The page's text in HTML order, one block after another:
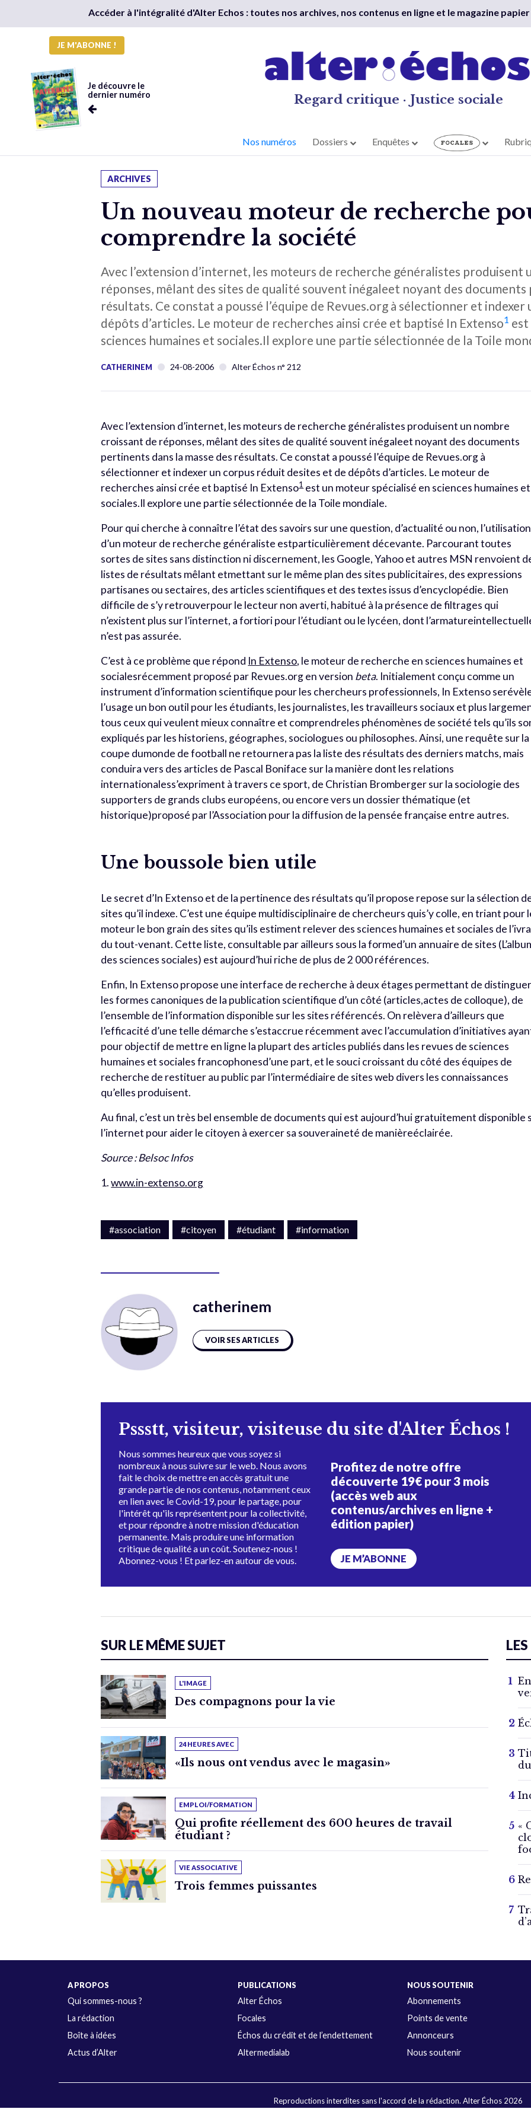
Accéder à l'intégralité d'Alter Echos : toutes nos archives, nos contenus en ligne et le magazine
JE M'ABONNE !
Je découvre le
dernier numéro
Regard critique · Justice sociale
Nos numéros Dossiers Enquêtes
ARCHIVES
Un nouveau moteur de recherche
comprendre la société
Avec l’extension d’internet, les moteurs de recherche généralistes produisent
réponses, mêlant des sites de qualité souvent inégaleet noyant des documents
résultats. Ce constat a poussé l’équipe de Revues.org à sélectionner et
dépôts d’articles. Le moteur de recherches ainsi crée et baptisé In Extenso1 est
sciences humaines et sociales.Il explore une partie sélectionnée de la Toile
CATHERINEM 24-08-2006 Alter Échos n° 212
Avec l’extension d’internet, les moteurs de recherche généralistes produisent un nombre
croissant de réponses, mêlant des sites de qualité souvent inégaleet noyant des documents
pertinents dans la masse des résultats. Ce constat a poussé l’équipe de Revues.org à
sélectionner et indexer un corpus réduit desites et de dépôts d’articles. Le moteur de
recherches ainsi crée et baptisé In Extenso1est un moteur spécialisé en sciences humaines et
sociales.Il explore une partie sélectionnée de la Toile mondiale.
Pour qui cherche à connaître l’état des savoirs sur une question, d’actualité ou non, l’utilisation
d’un moteur de recherche généraliste estparticulièrement décevante. Parcourant toutes
sortes de sites sans distinction ni discernement, les Google, Yahoo et autres MSN renvoient
listes de résultats mêlant etmettant sur le même plan des sites publicitaires, des expressions
partisanes ou sectaires, des articles scientifiques et des textes issus d’encyclopédie. Bien
difficile de s’y retrouverpour le lecteur non averti, habitué à la présence de filtrages qui
n’existent plus sur l’internet, a fortiori pour l’étudiant ou le lycéen, dont
n’est pas assurée.
C’est à ce problème que répond In Extenso, le moteur de recherche en sciences humaines et
socialesrécemment proposé par Revues.org en version beta. Initialement conçu comme un
instrument d’information scientifique pour les chercheurs professionnels, In Extenso
l’usage un bon outil pour les étudiants, les journalistes, les travailleurs sociaux et plus
tous ceux qui veulent mieux connaître et comprendreles phénomènes de société tels qu’ils
expliqués par les historiens, géographes, sociologues ou philosophes. Ainsi, une requête sur la
coupe dumonde de football ne retournera pas la liste des résultats des derniers matchs, mais
conduira vers des articles de Pascal Boniface sur la manière dont les relations
internationaless’expriment à travers ce sport, de Christian Bromberger sur la sociologie des
supporters de grands clubs européens, ou encore vers un dossier thématique (et
historique)proposé par l’Association pour la diffusion de la pensée française entre autres.
Une boussole bien utile
Le secret d’In Extenso et de la pertinence des résultats qu’il propose repose sur la sélection
sites qu’il indexe. C’est une équipe multidisciplinaire de chercheurs quis’y colle, en triant pour
moteur le bon grain des sites qu’ils estiment relever des sciences humaines et sociales de
du tout-venant. Cette liste, consultable par ailleurs sous la formed’un annuaire de sites
des sciences sociales) est aujourd’hui riche de plus de 2 000 références.
Enfin, In Extenso propose une interface de recherche à deux étages permettant de
les formes canoniques de la publication scientifique d’un côté (articles,actes de colloque), de
l’ensemble de l’information disponible sur les sites référencés. On relèvera d’ailleurs que
l’efficacité d’une telle démarche s’estaccrue récemment avec l’accumulation d’initiatives
pour objectif de mettre en ligne la plupart des articles publiés dans les revues de sciences
humaines et sociales francophonesd’une part, et le souci croissant du côté des équipes de
recherche de restituer au public par l’intermédiaire de sites web divers les connaissances
qu’elles produisent.
Au final, c’est un très bel ensemble de documents qui est aujourd’hui gratuitement disponible
l’internet pour aider le citoyen à exercer sa souveraineté de manièreéclairée.
Source : Belsoc Infos
1.www.in-extenso.org
#association #citoyen #étudiant #information
catherinem
VOIR SES ARTICLES
Pssstt, visiteur, visiteuse du site d'Alter Échos !
Nous sommes heureux que vous soyez si
nombreux à nous suivre sur le web. Nous avons
fait le choix de mettre en accès gratuit une
grande partie de nos contenus, notamment ceux
en lien avec le Covid-19, pour le partage, pour
l'intérêt qu'ils représentent pour la collectivité,
et pour répondre à notre mission d'éducation
permanente. Mais produire une information
critique de qualité a un coût. Soutenez-nous !
Abonnez-vous ! Et parlez-en autour de vous.
Profitez de notre offre
découverte 19€ pour 3 mois
(accès web aux
contenus/archives en ligne +
édition papier)
JE M’ABONNE
SUR LE MÊME SUJET
L'IMAGE
Des compagnons pour la vie
24 HEURES AVEC
«Ils nous ont vendus avec le magasin»
EMPLOI/FORMATION
Qui profite réellement des 600 heures de travail
étudiant ?
VIE ASSOCIATIVE
Trois femmes puissantes
«
A PROPOS
Qui sommes-nous ?
La rédaction
Boîte à idées
Actus d’Alter
PUBLICATIONS
Alter Échos
Focales
Échos du crédit et de l’endettement
Altermedialab
NOUS SOUTENIR
Abonnements
Points de vente
Annonceurs
Nous soutenir
Reproductions interdites sans l'accord de la rédaction. Alter Échos 2026